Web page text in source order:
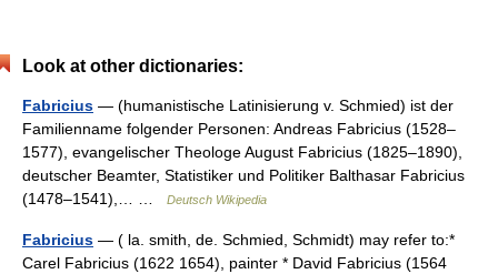
Look at other dictionaries:
Fabricius — (humanistische Latinisierung v. Schmied) ist der
Familienname folgender Personen: Andreas Fabricius (1528–
1577), evangelischer Theologe August Fabricius (1825–1890),
deutscher Beamter, Statistiker und Politiker Balthasar Fabricius
(1478–1541),… …
Deutsch Wikipedia
Fabricius — ( la. smith, de. Schmied, Schmidt) may refer to:*
Carel Fabricius (1622 1654), painter * David Fabricius (1564